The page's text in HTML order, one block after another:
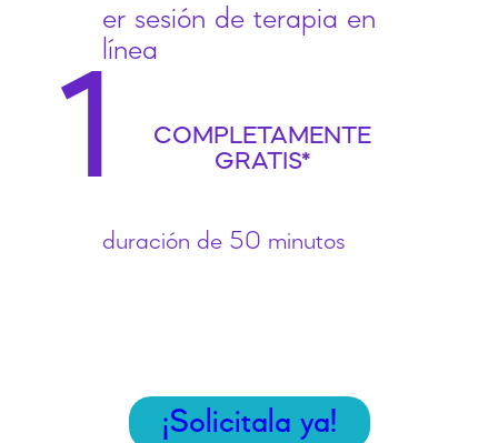
1
er sesión de terapia en
línea
COMPLETAMENTE
GRATIS*
duración de 50 minutos
¡Solicitala ya!